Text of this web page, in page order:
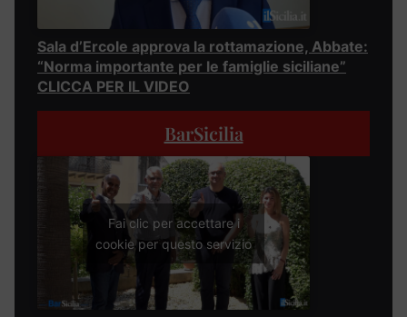
Sala d’Ercole approva la rottamazione, Abbate:
“Norma importante per le famiglie siciliane”
CLICCA PER IL VIDEO
BarSicilia
Fai clic per accettare i
cookie per questo servizio